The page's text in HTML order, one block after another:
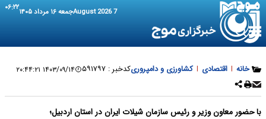
7 August 2026 جمعه ۱۶ مرداد ۱۴۰۵ ۰۶:۲۲
خانه | اقتصادی | کشاورزی و دامپروریکدخبر : ۵۹۱۷۹۷ ۱۴۰۳/۰۹/۱۴ ۲۰:۴۴:۲۱
با حضور معاون وزیر و رئیس سازمان شیلات ایران در استان اردبیل؛